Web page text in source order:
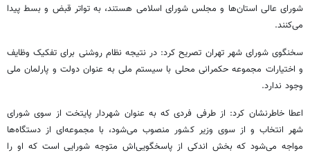
شورای عالی استان‌ها و مجلس شورای اسلامی هستند، به تواتر قبض و بسط پیدا
می‌کنند.
سخنگوی شورای شهر تهران تصریح کرد: در نتیجه نظام روشنی برای تفکیک وظایف
و اختیارات مجموعه حکمرانی محلی با سیستم ملی به عنوان دولت و پارلمان ملی
وجود ندارد.
اعطا خاطرنشان کرد: از طرفی فردی که به عنوان شهردار پایتخت از سوی شورای
شهر انتخاب و از سوی وزیر کشور منصوب می‌شود، با مجموعه‌ای از دستگاه‌ها
مواجه می‌شود که بخش اندکی از پاسخگویی‌اش متوجه شورایی است که او را